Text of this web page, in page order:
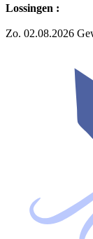
Lossingen :
Zo. 02.08.2026